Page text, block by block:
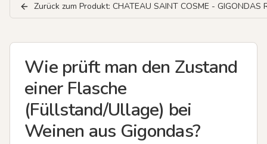
Zurück zum Produkt: CHATEAU SAINT COSME - GIGONDAS
Wie prüft man den Zustand
einer Flasche
(Füllstand/Ullage) bei
Weinen aus Gigondas?